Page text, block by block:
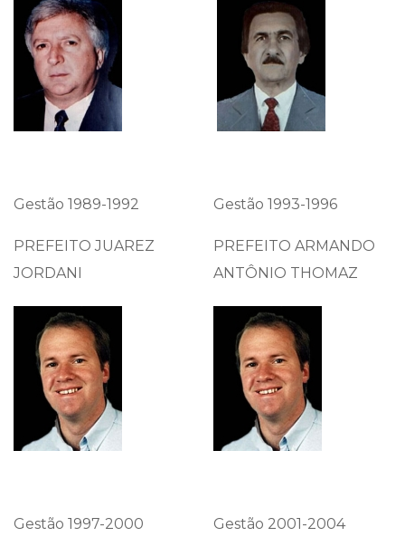
Gestão 1989-1992
PREFEITO JUAREZ
JORDANI
Gestão 1993-1996
PREFEITO ARMANDO
ANTÔNIO THOMAZ
Gestão 1997-2000 Gestão 2001-2004